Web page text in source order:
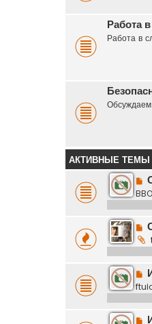
Работа
Работа в
АКТИВНЫЕ ТЕМЫ